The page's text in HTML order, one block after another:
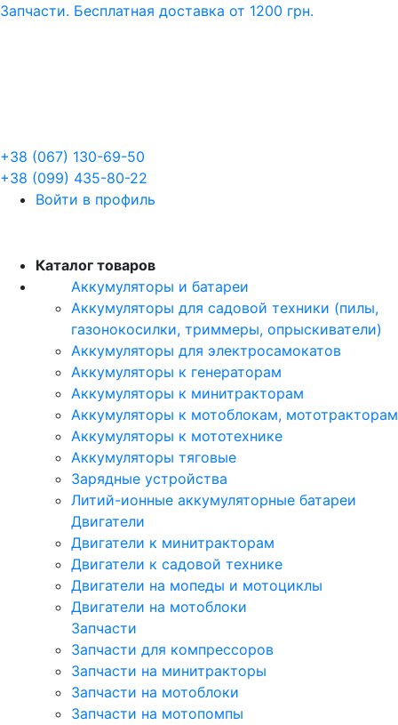
Запчасти. Бесплатная доставка от 1200 грн.
+38 (067) 130-69-50
+38 (099) 435-80-22
Войти в профиль
Каталог товаров
Аккумуляторы и батареи
Аккумуляторы для садовой техники (пилы,
газонокосилки, триммеры, опрыскиватели)
Аккумуляторы для электросамокатов
Аккумуляторы к генераторам
Аккумуляторы к минитракторам
Аккумуляторы к мотоблокам, мототракторам
Аккумуляторы к мототехнике
Аккумуляторы тяговые
Зарядные устройства
Литий-ионные аккумуляторные батареи
Двигатели
Двигатели к минитракторам
Двигатели к садовой технике
Двигатели на мопеды и мотоциклы
Двигатели на мотоблоки
Запчасти
Запчасти для компрессоров
Запчасти на минитракторы
Запчасти на мотоблоки
Запчасти на мотопомпы